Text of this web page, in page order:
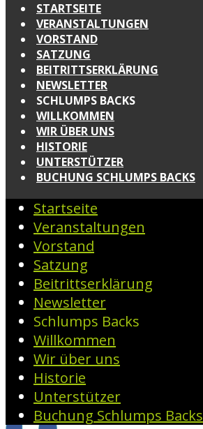
STARTSEITE
VERANSTALTUNGEN
VORSTAND
SATZUNG
BEITRITTSERKLÄRUNG
NEWSLETTER
SCHLUMPS BACKS
WILLKOMMEN
WIR ÜBER UNS
HISTORIE
UNTERSTÜTZER
BUCHUNG SCHLUMPS BACKS
Startseite
Veranstaltungen
Vorstand
Satzung
Beitrittserklärung
Newsletter
Schlumps Backs
Willkommen
Wir über uns
Historie
Unterstützer
Buchung Schlumps Backs